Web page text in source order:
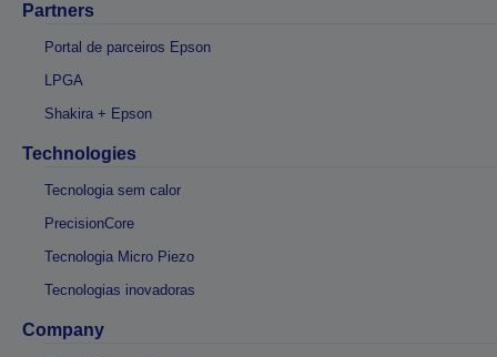
Partners
Portal de parceiros Epson
LPGA
Shakira + Epson
Technologies
Tecnologia sem calor
PrecisionCore
Tecnologia Micro Piezo
Tecnologias inovadoras
Company